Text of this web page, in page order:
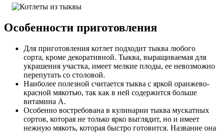
Особенности приготовления
Для приготовления котлет подходит тыква любого
сорта, кроме декоративной. Тыква, выращиваемая для
украшения участка, имеет мелкие плоды, ее невозможно
перепутать со столовой.
Наиболее полезной считается тыква с яркой оранжево-
красной мякотью, так как в ней содержится больше
витамина A.
Особенно востребована в кулинарии тыква мускатных
сортов, которая не только ярко выглядит, но и имеет
нежную мякоть, которая быстро готовится. Название она